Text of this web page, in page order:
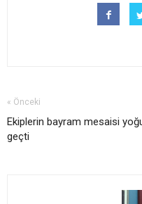
« Önceki
Ekiplerin bayram mesaisi
geçti